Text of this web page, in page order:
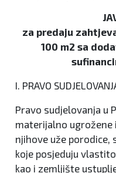
za predaju
100 m2 sa
I. PRAVO
Pravo sudjelovanja u
materijalno ugrožene
njihove uže porodice,
koje posjeduju
kao i zemljište